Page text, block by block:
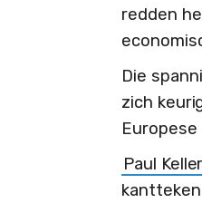
redden
Die
zich
Paul Keller